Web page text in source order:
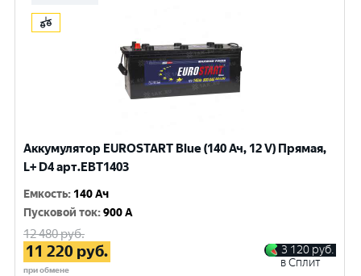
Аккумулятор EUROSTART Blue (140 Ач, 12 V) Прямая,
L+ D4 арт.EBT1403
Емкость: 140 Ач
Пусковой ток:900 A
12 480руб.
11 220 руб.
при обмене
3 120 руб.
в Сплит